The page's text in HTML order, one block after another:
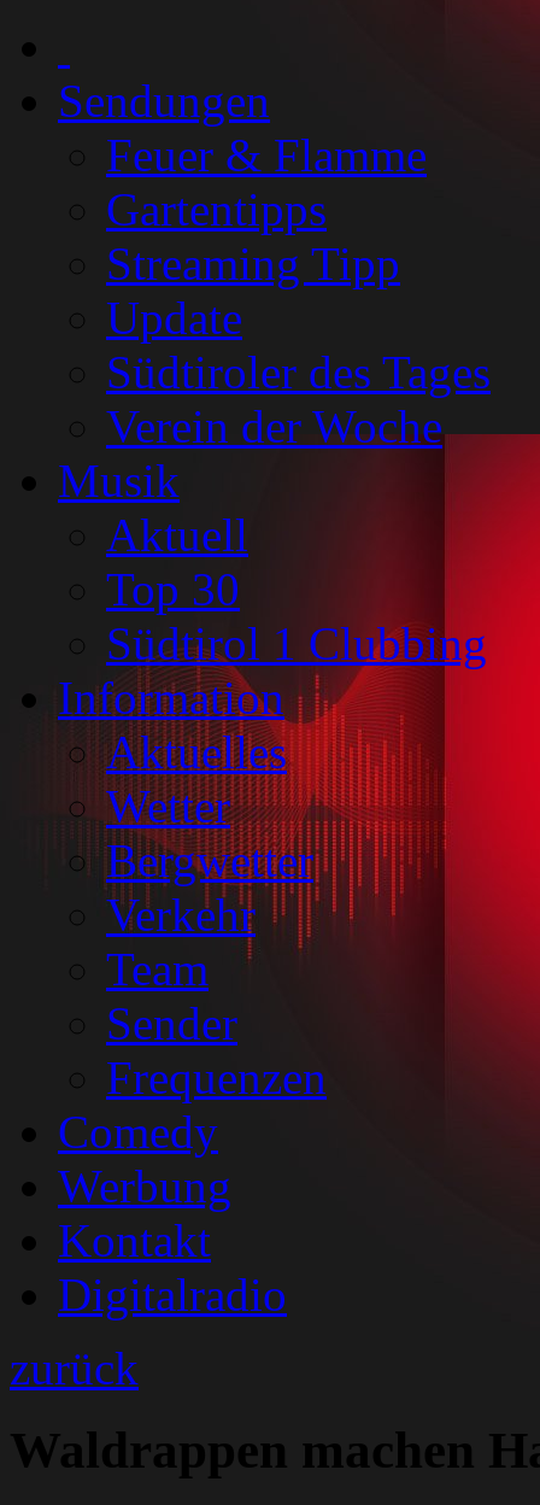
Sendungen
Feuer & Flamme
Gartentipps
Streaming Tipp
Update
Südtiroler des Tages
Verein der Woche
Musik
Aktuell
Top 30
Südtirol 1 Clubbing
Information
Aktuelles
Wetter
Bergwetter
Verkehr
Team
Sender
Frequenzen
Comedy
Werbung
Kontakt
Digitalradio
zurück
Waldrappen machen